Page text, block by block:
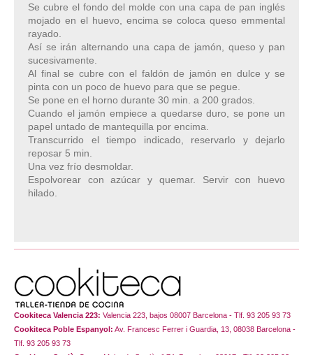
Se cubre el fondo del molde con una capa de pan inglés
mojado en el huevo, encima se coloca queso emmental
rayado.
Así se irán alternando una capa de jamón, queso y pan
sucesivamente.
Al final se cubre con el faldón de jamón en dulce y se
pinta con un poco de huevo para que se pegue.
Se pone en el horno durante 30 min. a 200 grados.
Cuando el jamón empiece a quedarse duro, se pone un
papel untado de mantequilla por encima.
Transcurrido el tiempo indicado, reservarlo y dejarlo
reposar 5 min.
Una vez frío desmoldar.
Espolvorear con azúcar y quemar. Servir con huevo
hilado.
Cookiteca Valencia 223: Valencia 223, bajos 08007 Barcelona - Tlf. 93 205 93 73
Cookiteca Poble Espanyol: Av. Francesc Ferrer i Guardia, 13, 08038 Barcelona -
Tlf. 93 205 93 73